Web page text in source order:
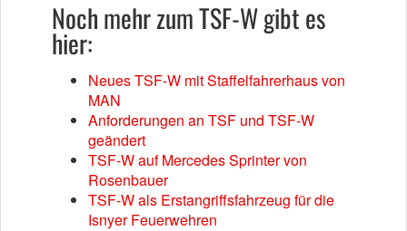
Noch mehr zum TSF-W gibt es
hier:
Neues TSF-W mit Staffelfahrerhaus von
MAN
Anforderungen an TSF und TSF-W
geändert
TSF-W auf Mercedes Sprinter von
Rosenbauer
TSF-W als Erstangriffsfahrzeug für die
Isnyer Feuerwehren